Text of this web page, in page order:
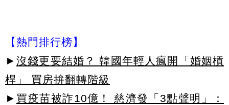
【熱門排行榜】
► 沒錢更要結婚？ 韓國年輕人瘋開「婚姻槓
桿」 買房拚翻轉階級
► 買疫苗被詐10億！ 慈濟發「3點聲明」：